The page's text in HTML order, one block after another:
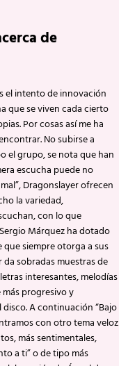
de
el intento de innovación
que se viven cada cierto
Por cosas así me ha
No subirse a
el grupo, se nota que han
escucha puede no
Dragonslayer ofrecen
la variedad,
con lo que
Márquez ha dotado
siempre otorga a sus
sobradas muestras de
interesantes, melodías
progresivo y
A continuación “Bajo
con otro tema veloz
más sentimentales,
a ti” o de tipo más